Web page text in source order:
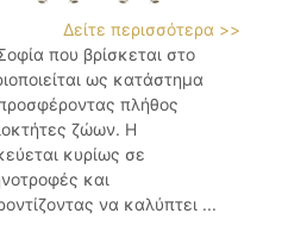
Δείτε περισσότερα >>
που βρίσκεται στο
ως κατάστημα
προσφέροντας πλήθος
ζώων. Η
κυρίως σε
και
να καλύπτει ...